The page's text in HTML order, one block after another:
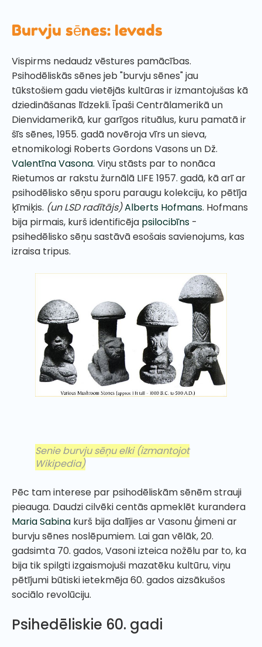
Burvju sēnes: Ievads
Vispirms nedaudz vēstures pamācības.
Psihodēliskās sēnes jeb "burvju sēnes" jau
tūkstošiem gadu vietējās kultūras ir izmantojušas kā
dziedināšanas līdzekli. Īpaši Centrālamerikā un
Dienvidamerikā, kur garīgos rituālus, kuru pamatā ir
šīs sēnes, 1955. gadā novēroja vīrs un sieva,
etnomikologi Roberts Gordons Vasons un Dž.
Valentīna Vasona. Viņu stāsts par to nonāca
Rietumos ar rakstu žurnālā LIFE 1957. gadā, kā arī ar
psihodēlisko sēņu sporu paraugu kolekciju, ko pētīja
ķīmiķis. (un LSD radītājs)Alberts Hofmans. Hofmans
bija pirmais, kurš identificēja psilocibīns -
psihedēlisko sēņu sastāvā esošais savienojums, kas
izraisa tripus.
Senie burvju sēņu elki(izmantojot
Wikipedia)
Pēc tam interese par psihodēliskām sēnēm strauji
pieauga. Daudzi cilvēki centās apmeklēt kurandera
Maria Sabina kurš bija dalījies ar Vasonu ģimeni ar
burvju sēnes noslēpumiem. Lai gan vēlāk, 20.
gadsimta 70. gados, Vasoni izteica nožēlu par to, ka
bija tik spilgti izgaismojuši mazatēku kultūru, viņu
pētījumi būtiski ietekmēja 60. gados aizsākušos
sociālo revolūciju.
Psihedēliskie 60. gadi